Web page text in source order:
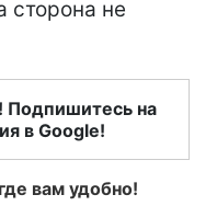
сторона не
Подпишитесь на
в Google!
вам удобно!